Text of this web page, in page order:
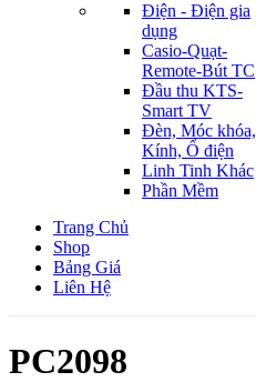
Điện - Điện gia
dụng
Casio-Quạt-
Remote-Bút TC
Đầu thu KTS-
Smart TV
Đèn, Móc khóa,
Kính, Ổ điện
Linh Tinh Khác
Phần Mềm
Trang Chủ
Shop
Bảng Giá
Liên Hệ
PC2098